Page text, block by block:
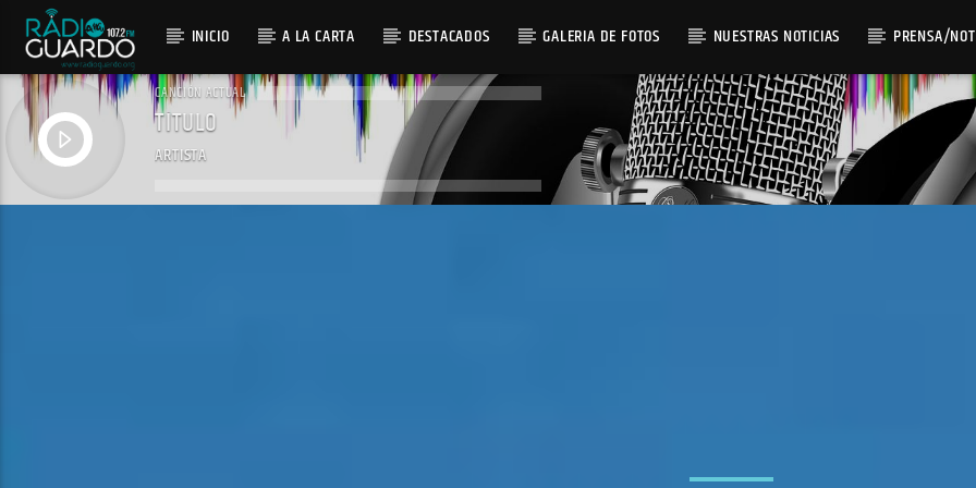
INICIO A LA CARTA DESTACADOS GALERIA DE FOTOS NUESTRAS NOTICIAS PRENSA/
CANCIÓN ACTUAL
TÍTULO
ARTISTA